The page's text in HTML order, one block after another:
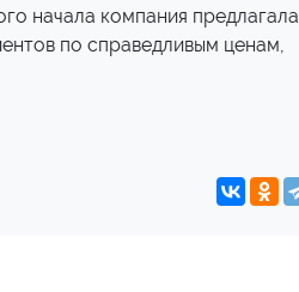
начала компания предлагала
по справедливым ценам,